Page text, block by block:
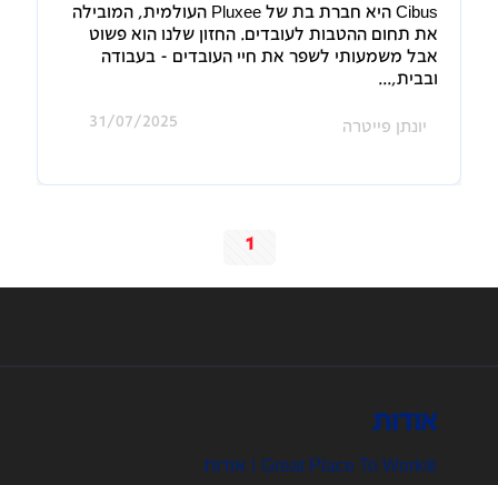
Cibus היא חברת בת של Pluxee העולמית, המובילה
את תחום ההטבות לעובדים. החזון שלנו הוא פשוט
אבל משמעותי לשפר את חיי העובדים - בעבודה
ובבית,...
יונתן פייטרה 31/07/2025
1
אודות
®Great Place To Work | אודות